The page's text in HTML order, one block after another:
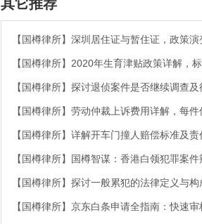
其它推荐
【国樽律所】深圳居住证与暂住证，政策
【国樽律所】2020年生育津贴政策详解，
【国樽律所】探讨退侦案件是否继续调查
【国樽律所】劳动仲裁上诉费用详解，每
【国樽律所】详解开车门撞人赔偿标准及
【国樽律所】国樽智谋：香港白领犯罪案
【国樽律所】探讨一般累犯的法律定义与
【国樽律所】京东白条申请全指南：快速